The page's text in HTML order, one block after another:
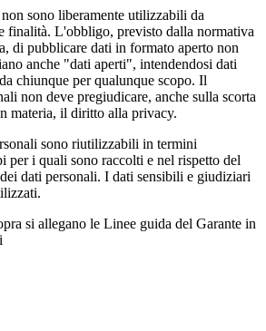
sono liberamente utilizzabili da
finalità. L'obbligo, previsto dalla normativa
di pubblicare dati in formato aperto non
anche "dati aperti", intendendosi dati
chiunque per qualunque scopo. Il
non deve pregiudicare, anche sulla scorta
materia, il diritto alla privacy.
sono riutilizzabili in termini
per i quali sono raccolti e nel rispetto del
dati personali. I dati sensibili e giudiziari
si allegano le Linee guida del Garante in